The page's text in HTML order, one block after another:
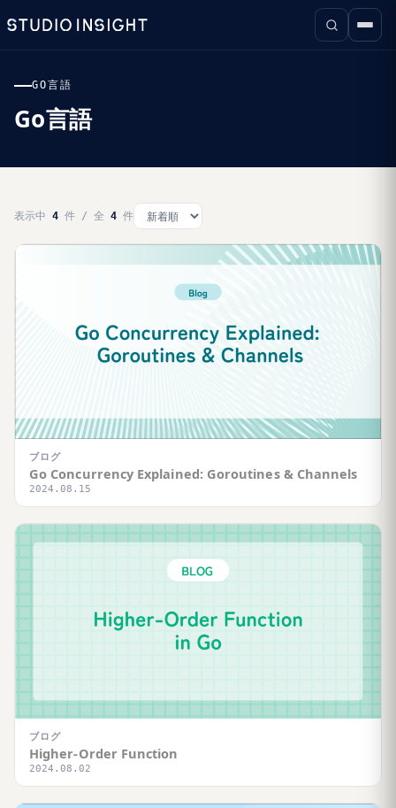
GO言語
Go言語
表示中 4 件 / 全 4 件
ブログ
Go Concurrency Explained: Goroutines & Channels
2024.08.15
ブログ
Higher-Order Function
2024.08.02